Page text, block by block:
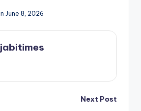
June 8, 2026
Next Post